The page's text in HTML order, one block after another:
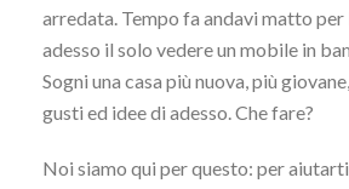
arredata. Tempo fa andavi matto
adesso il solo vedere un mobile in
Sogni una casa più nuova, più
gusti ed idee di adesso. Che fare?
Noi siamo qui per questo: per